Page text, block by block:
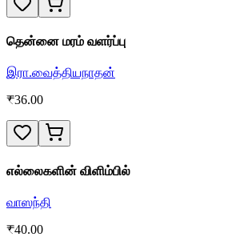
தென்னை மரம் வளர்ப்பு
இரா.வைத்தியநாதன்
₹36.00
எல்லைகளின் விளிம்பில்
வாஸந்தி
₹40.00